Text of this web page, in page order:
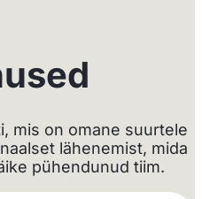
mis on omane suurtele
lähenemist, mida
pühendunud tiim.